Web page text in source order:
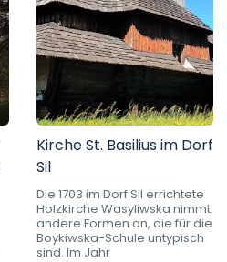
Kirche St. Basilius im Dorf
Sil
Die 1703 im Dorf Sil errichtete
Holzkirche Wasyliwska nimmt
andere Formen an, die für die
Boykiwska-Schule untypisch
sind. Im Jahr